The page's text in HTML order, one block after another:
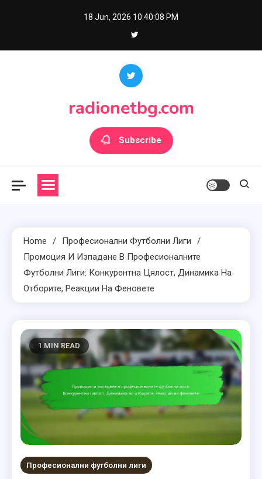
18 Jun, 2026 10:40:09 PM
radionetbg.com
Subscribe
Home
Професионални Футболни Лиги
Промоция И Изпадане В Професионалните
Футболни Лиги: Конкурентна Цялост, Динамика На
Отборите, Реакции На Феновете
1 MIN READ
Професионални футболни лиги